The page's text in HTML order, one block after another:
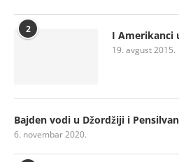
2 I Amerikanci
19. avgust 2015.
Bajden vodi u Džordžiji i
6. novembar 2020.